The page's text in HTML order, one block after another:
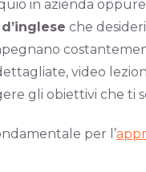
in azienda
d’inglese che
video
gli obiettivi che ti
per l’